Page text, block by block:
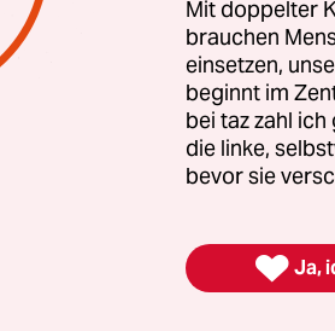
zufolge, handelte es
Kernkraftwerken“. Wie
leiteten mehrere
den Verkauf von
von Rüstungsprogrammen
Mit doppelter
brauchen
einsetzen,
beginnt im
bei taz zahl
die linke,
bevor sie
 Ja,